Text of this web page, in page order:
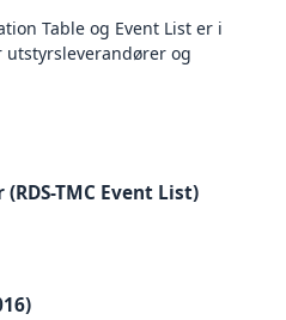
Table og Event List er i
og
TMC Event List)